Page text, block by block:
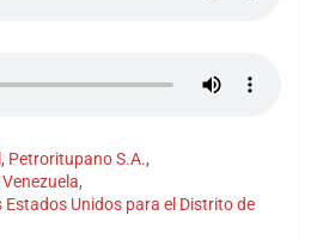
, Petroritupano S.A.,
,
Unidos para el Distrito de